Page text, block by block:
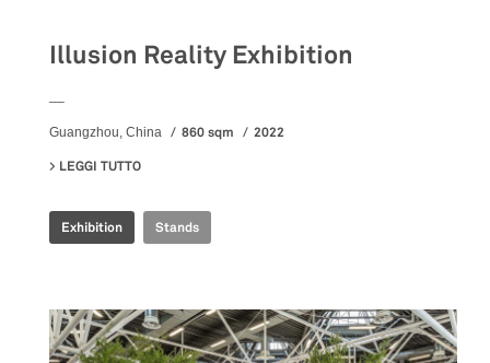
Illusion Reality Exhibition
Guangzhou, China 860 sqm
2022
LEGGI TUTTO
Exhibition Stands